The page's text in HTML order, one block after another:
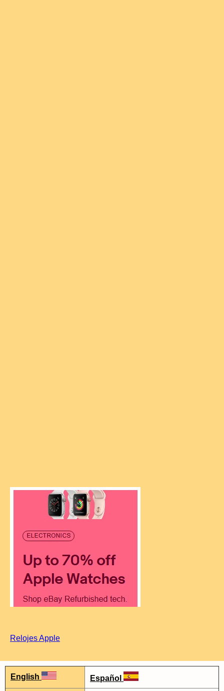
Relojes Apple
English Español